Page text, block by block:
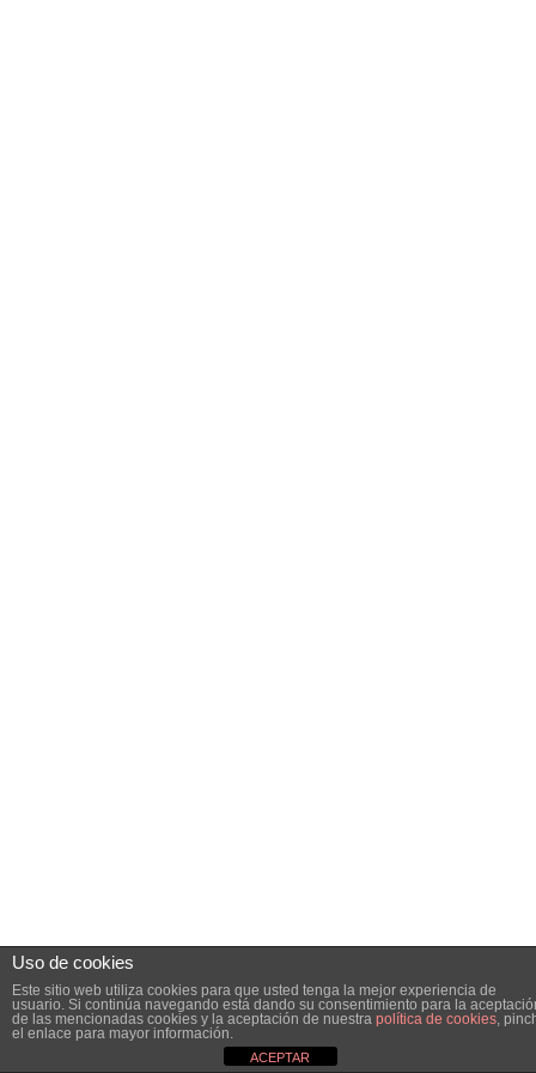
Uso de cookies
Este sitio web utiliza cookies para que usted tenga la mejor experiencia de
usuario. Si continúa navegando está dando su consentimiento para la
de las mencionadas cookies y la aceptación de nuestra política de cookies,
el enlace para mayor información.
ACEPTAR